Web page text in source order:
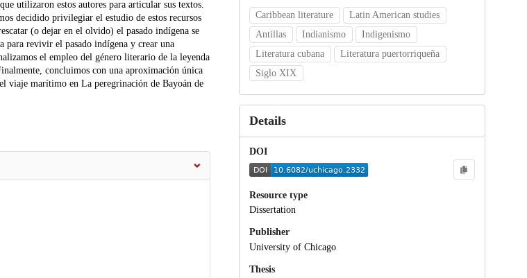
utilizaron estos autores para articular sus textos.
decidido privilegiar el estudio de estos recursos
(o dejar en el olvido) el pasado indígena se
para revivir el pasado indígena y crear una
el empleo del género literario de la leyenda
concluimos con una aproximación única
viaje marítimo en La peregrinación de Bayoán de
Caribbean literature
Latin American studies
Antillas
Indianismo
Indigenismo
Literatura cubana
Literatura puertorriqueña
Siglo XIX
Details
DOI
Resource type
Dissertation
Publisher
University of Chicago
Thesis